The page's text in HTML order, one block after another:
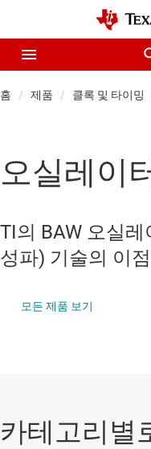
홈 제품 클록 및 타이밍
오실레이
TI의 BAW 오실
성파) 기술의 이
모든 제품 보기
카테고리별